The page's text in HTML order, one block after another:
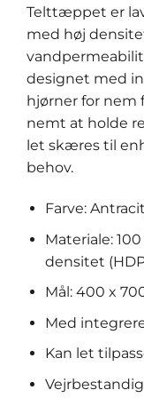
Telttæppet er
med høj
designet med
hjørner for nem
nemt at holde
let skæres til
behov.
Farve:
Materiale:
densitet
Mål: 400 x
Med
Kan let